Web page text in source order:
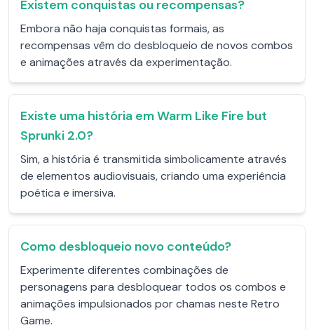
Existem conquistas ou recompensas?
Embora não haja conquistas formais, as
recompensas vêm do desbloqueio de novos combos
e animações através da experimentação.
Existe uma história em Warm Like Fire but
Sprunki 2.0?
Sim, a história é transmitida simbolicamente através
de elementos audiovisuais, criando uma experiência
poética e imersiva.
Como desbloqueio novo conteúdo?
Experimente diferentes combinações de
personagens para desbloquear todos os combos e
animações impulsionados por chamas neste Retro
Game.